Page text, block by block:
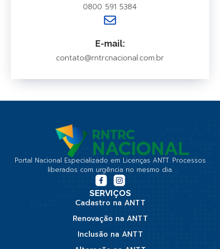
0800 591 5384
E-mail:
contato@rntrcnacional.com.br
Portal Nacional Especializado em Licenças ANTT. Processos
liberados com urgência no mesmo dia.
SERVIÇOS
Cadastro na ANTT
Renovação na ANTT
Inclusão na ANTT